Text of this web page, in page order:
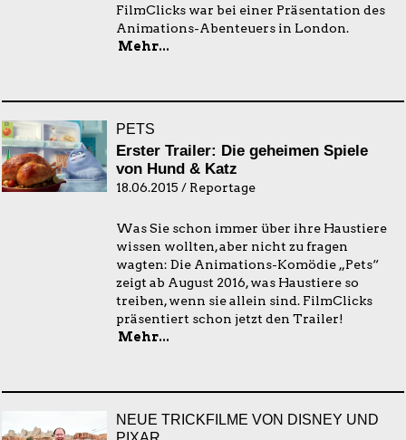
FilmClicks war bei einer Präsentation des
Animations-Abenteuers in London.
Mehr...
PETS
Erster Trailer: Die geheimen Spiele
von Hund & Katz
18.06.2015 / Reportage
Was Sie schon immer über ihre Haustiere
wissen wollten, aber nicht zu fragen
wagten: Die Animations-Komödie „Pets“
zeigt ab August 2016, was Haustiere so
treiben, wenn sie allein sind. FilmClicks
präsentiert schon jetzt den Trailer!
Mehr...
NEUE TRICKFILME VON DISNEY UND